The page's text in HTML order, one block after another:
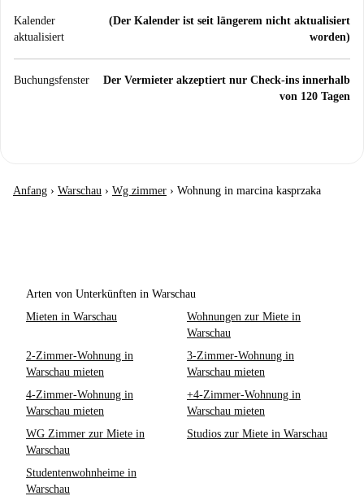
Kalender
aktualisiert
(Der Kalender ist seit längerem nicht aktualisiert
worden)
Buchungsfenster
Der Vermieter akzeptiert nur Check-ins innerhalb
von 120 Tagen
Anfang › Warschau › Wg zimmer › Wohnung in marcina kasprzaka
Arten von Unterkünften in Warschau
Mieten in Warschau
Wohnungen zur Miete in
Warschau
2-Zimmer-Wohnung in
Warschau mieten
3-Zimmer-Wohnung in
Warschau mieten
4-Zimmer-Wohnung in
Warschau mieten
+4-Zimmer-Wohnung in
Warschau mieten
WG Zimmer zur Miete in
Warschau
Studios zur Miete in Warschau
Studentenwohnheime in
Warschau